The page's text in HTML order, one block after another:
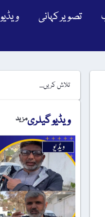
تصویر کہانی ویڈیو
ویڈیو گیلریمزید